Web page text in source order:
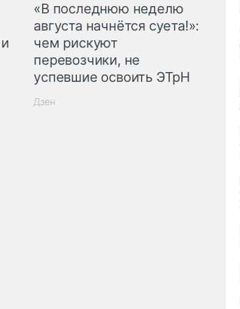
«В последнюю неделю
августа начнётся суета!»:
чем рискуют
перевозчики, не
успевшие освоить ЭТрН
Дзен